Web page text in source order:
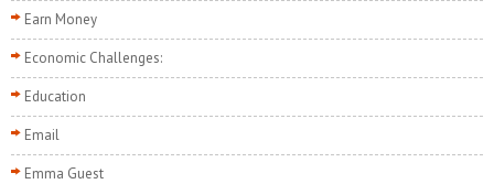
Earn Money
Economic Challenges:
Education
Email
Emma Guest